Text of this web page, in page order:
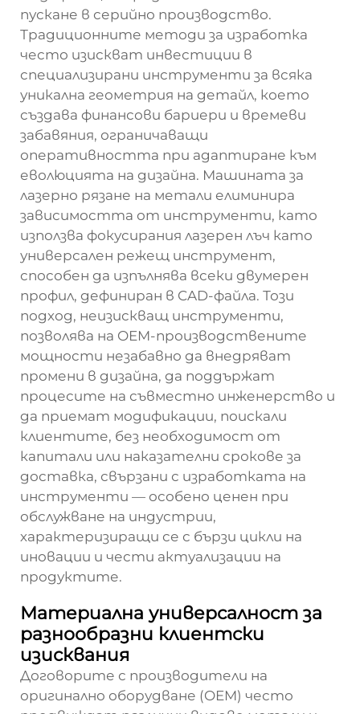
пускане в серийно производство.
Традиционните методи за изработка
често изискват инвестиции в
специализирани инструменти за всяка
уникална геометрия на детайл, което
създава финансови бариери и времеви
забавяния, ограничаващи
оперативността при адаптиране към
еволюцията на дизайна. Машината за
лазерно рязане на метали елиминира
зависимостта от инструменти, като
използва фокусирания лазерен лъч като
универсален режещ инструмент,
способен да изпълнява всеки двумерен
профил, дефиниран в CAD-файла. Този
подход, неизискващ инструменти,
позволява на OEM-производствените
мощности незабавно да внедряват
промени в дизайна, да поддържат
процесите на съвместно инженерство и
да приемат модификации, поискали
клиентите, без необходимост от
капитали или наказателни срокове за
доставка, свързани с изработката на
инструменти — особено ценен при
обслужване на индустрии,
характеризиращи се с бързи цикли на
иновации и чести актуализации на
продуктите.
Материална универсалност за
разнообразни клиентски
изисквания
Договорите с производители на
оригинално оборудване (OEM) често